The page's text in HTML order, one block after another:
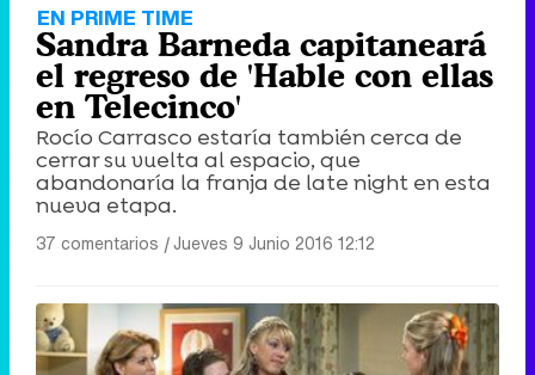
EN PRIME TIME
Sandra Barneda capitaneará
el regreso de 'Hable con ellas
en Telecinco'
Rocío Carrasco estaría también cerca de
cerrar su vuelta al espacio, que
abandonaría la franja de late night en esta
nueva etapa.
37 comentarios |Jueves 9 Junio 2016 12:12